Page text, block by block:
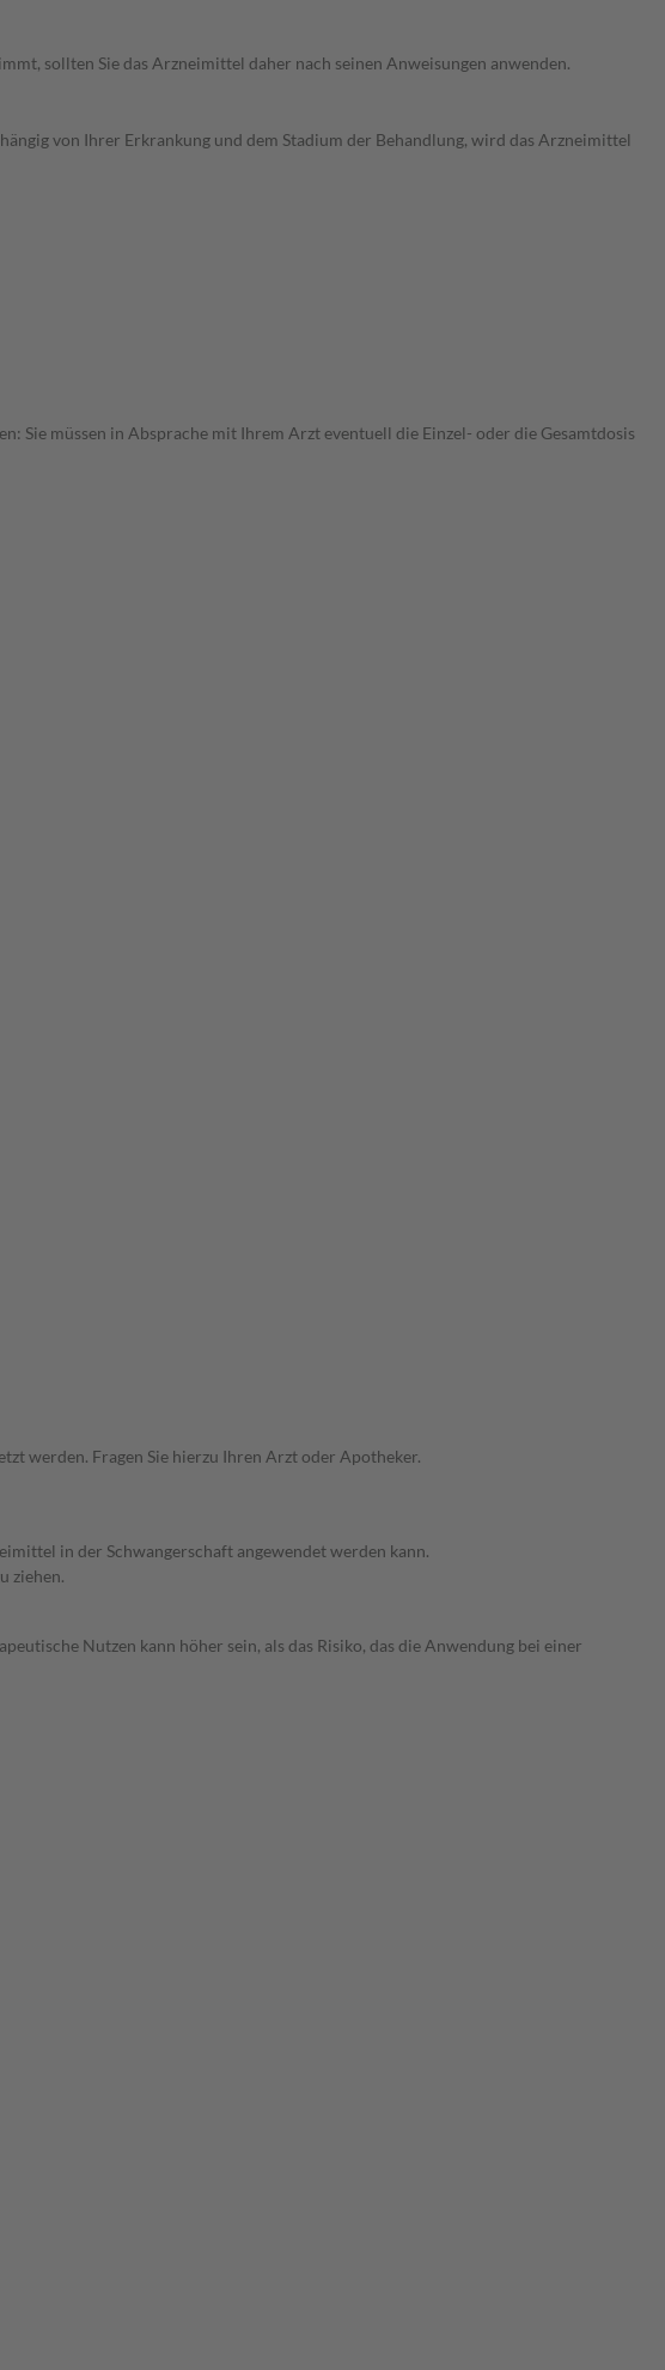
sollten Sie das Arzneimittel daher nach seinen Anweisungen anwenden.
von Ihrer Erkrankung und dem Stadium der Behandlung, wird das Arzneimittel
Sie müssen in Absprache mit Ihrem Arzt eventuell die Einzel- oder die Gesamtdosis
werden. Fragen Sie hierzu Ihren Arzt oder Apotheker.
in der Schwangerschaft angewendet werden kann.
ziehen.
Nutzen kann höher sein, als das Risiko, das die Anwendung bei einer